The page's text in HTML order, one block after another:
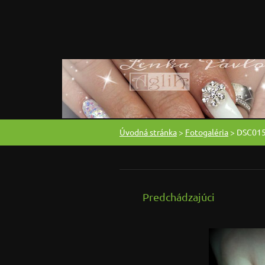
Úvodná stránka > Fotogaléria >
Predchádzajúci